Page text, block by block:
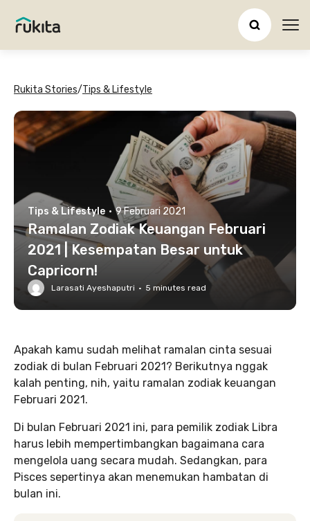
Rukita Stories/Tips & Lifestyle
Tips & Lifestyle · 9 Februari 2021
Ramalan Zodiak Keuangan Februari
2021 | Kesempatan Besar untuk
Capricorn!
Larasati Ayeshaputri · 5 minutes read
Apakah kamu sudah melihat ramalan cinta sesuai
zodiak di bulan Februari 2021? Berikutnya nggak
kalah penting, nih, yaitu ramalan zodiak keuangan
Februari 2021.
Di bulan Februari 2021 ini, para pemilik zodiak Libra
harus lebih mempertimbangkan bagaimana cara
mengelola uang secara mudah. Sedangkan, para
Pisces sepertinya akan menemukan hambatan di
bulan ini.